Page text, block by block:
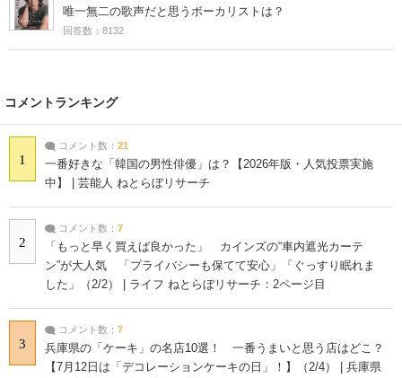
唯一無二の歌声だと思うボーカリストは？
回答数：8132
コメントランキング
1
コメント数： 21
一番好きな「韓国の男性俳優」は？【2026年版・人気投票実施
中】 | 芸能人 ねとらぼリサーチ
2
コメント数： 7
「もっと早く買えば良かった」 カインズの“車内遮光カーテ
ン”が大人気 「プライバシーも保てて安心」「ぐっすり眠れま
した」（2/2） | ライフ ねとらぼリサーチ：2ページ目
3
コメント数： 7
兵庫県の「ケーキ」の名店10選！ 一番うまいと思う店はどこ？
【7月12日は「デコレーションケーキの日」！】（2/4） | 兵庫県